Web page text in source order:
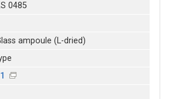
0485
ampoule (L-dried)